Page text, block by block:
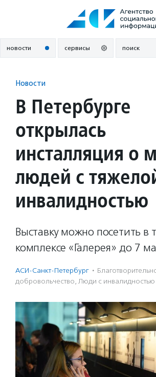
новости сервисы поиск
Новости
В Петербурге
открылась
инсталляция о
людей с
инвалидностью
Выставку можно посетить в
комплексе «Галерея» до 7
АСИ-Санкт-Петербург ·
доброволь­чест­во, Люди с инвалидностью